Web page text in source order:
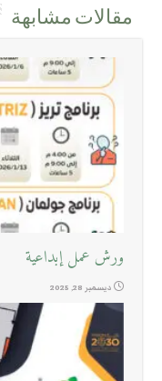
مقالات مشابهة
ورش عمل إبداعية
ديسمبر 28, 2025